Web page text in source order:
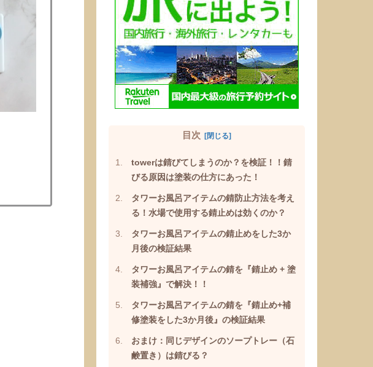
目次
towerは錆びてしまうのか？を検証！！錆
びる原因は塗装の仕方にあった！
タワーお風呂アイテムの錆防止方法を考え
る！水場で使用する錆止めは効くのか？
タワーお風呂アイテムの錆止めをした3か
月後の検証結果
タワーお風呂アイテムの錆を『錆止め + 塗
装補強』で解決！！
タワーお風呂アイテムの錆を『錆止め+補
修塗装をした3か月後』の検証結果
おまけ：同じデザインのソープトレー（石
鹸置き）は錆びる？